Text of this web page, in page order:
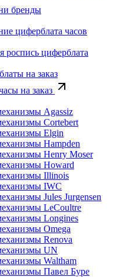
бренды
циферблата часов
роспись циферблата
на заказ
на заказ
Agassiz
Cortebert
Elgin
Hampden
Henry Moser
Howard
Illinois
IWC
Jules Jurgensen
LeCoultre
Longines
Omega
Renova
UN
Waltham
Павел Буре